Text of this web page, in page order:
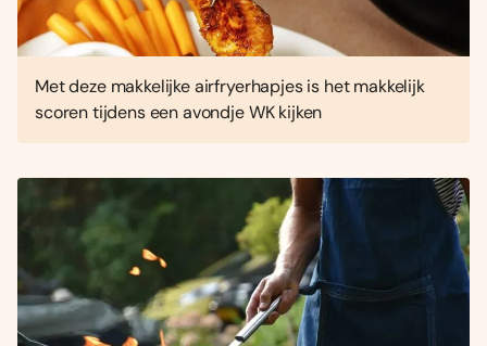
Met deze makkelijke airfryerhapjes is het makkelijk
scoren tijdens een avondje WK kijken